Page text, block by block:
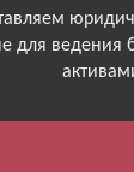
для ведения